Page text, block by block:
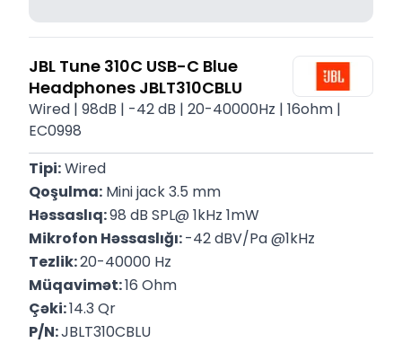
JBL Tune 310C USB-C Blue
Headphones JBLT310CBLU
Wired | 98dB | -42 dB | 20-40000Hz | 16ohm |
EC0998
Tipi: Wired
Qoşulma: Mini jack 3.5 mm
Həssaslıq: 98 dB SPL@ 1kHz 1mW
Mikrofon Həssaslığı: ﻿-42 dBV/Pa @1kHz
Tezlik: 20-40000 Hz
Müqavimət: 16 Ohm
Çəki: 14.3 Qr
P/N: JBLT310CBLU